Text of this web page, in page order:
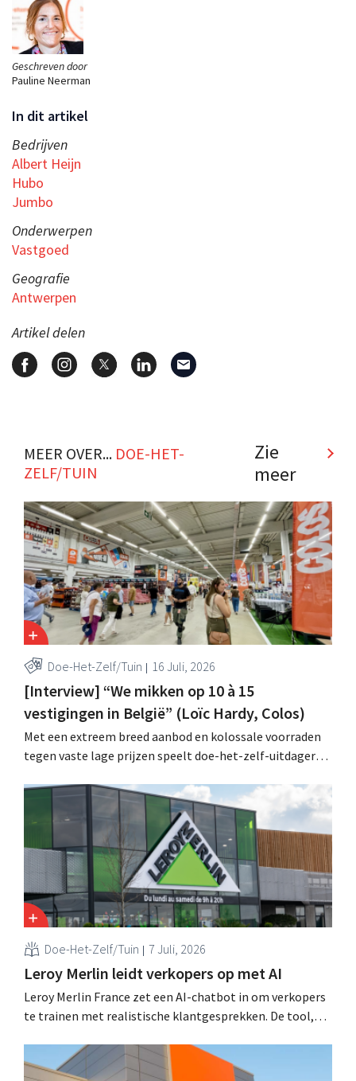
Geschreven door
Pauline Neerman
In dit artikel
Bedrijven
Albert Heijn
Hubo
Jumbo
Onderwerpen
Vastgoed
Geografie
Antwerpen
Artikel delen
MEER OVER... DOE-HET-
ZELF/TUIN
Zie
meer
Doe-Het-Zelf/Tuin 16 Juli, 2026
[Interview] “We mikken op 10 à 15
vestigingen in België” (Loïc Hardy, Colos)
Met een extreem breed aanbod en kolossale voorraden
tegen vaste lage prijzen speelt doe-het-zelf-uitdager
“We lossen drie belangrijke problemen op voor onze
klanten,” zegt topman Loïc Hardy.
Doe-Het-Zelf/Tuin 7 Juli, 2026
Leroy Merlin leidt verkopers op met AI
Leroy Merlin France zet een AI-chatbot in om verkopers
te trainen met realistische klantgesprekken. De tool,
proefproject in acht winkels en leverde volgens de
retailer meer vertrouwen bij teams, betere commerciële